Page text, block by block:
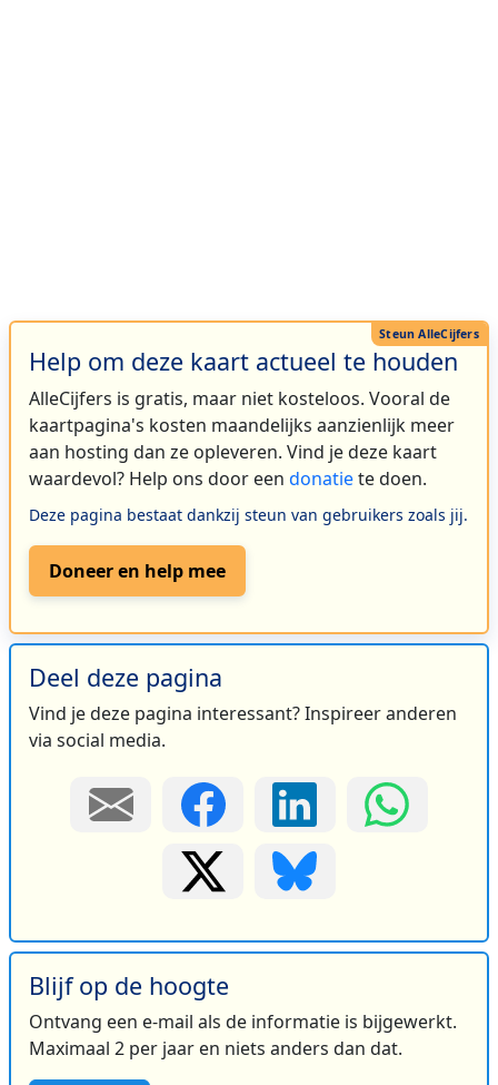
Help om deze kaart actueel te houden
AlleCijfers is gratis, maar niet kosteloos. Vooral de
kaartpagina's kosten maandelijks aanzienlijk meer
aan hosting dan ze opleveren. Vind je deze kaart
waardevol? Help ons door een donatiete doen.
Deze pagina bestaat dankzij steun van gebruikers zoals jij.
Doneer en help mee
Deel deze pagina
Vind je deze pagina interessant? Inspireer anderen
via social media.
Blijf op de hoogte
Ontvang een e-mail als de informatie is bijgewerkt.
Maximaal 2 per jaar en niets anders dan dat.